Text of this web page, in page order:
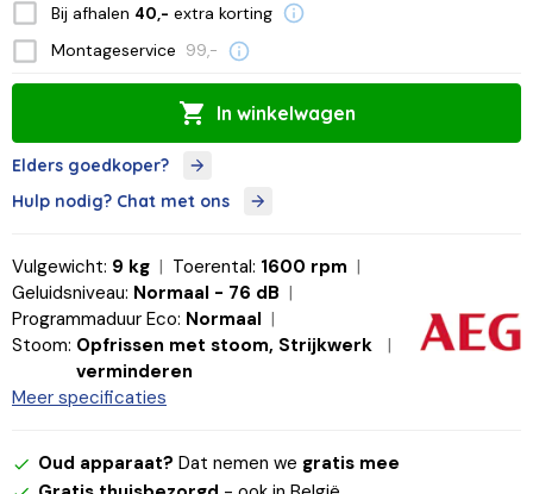
Bij afhalen 40,- extra korting
Montageservice 99,-
In winkelwagen
Elders goedkoper?
Hulp nodig? Chat met ons
Vulgewicht: 9 kg Toerental: 1600 rpm
Geluidsniveau: Normaal - 76 dB
Programmaduur Eco: Normaal
Stoom: Opfrissen met stoom, Strijkwerk
verminderen
Meer specificaties
Oud apparaat? Dat nemen we gratis mee